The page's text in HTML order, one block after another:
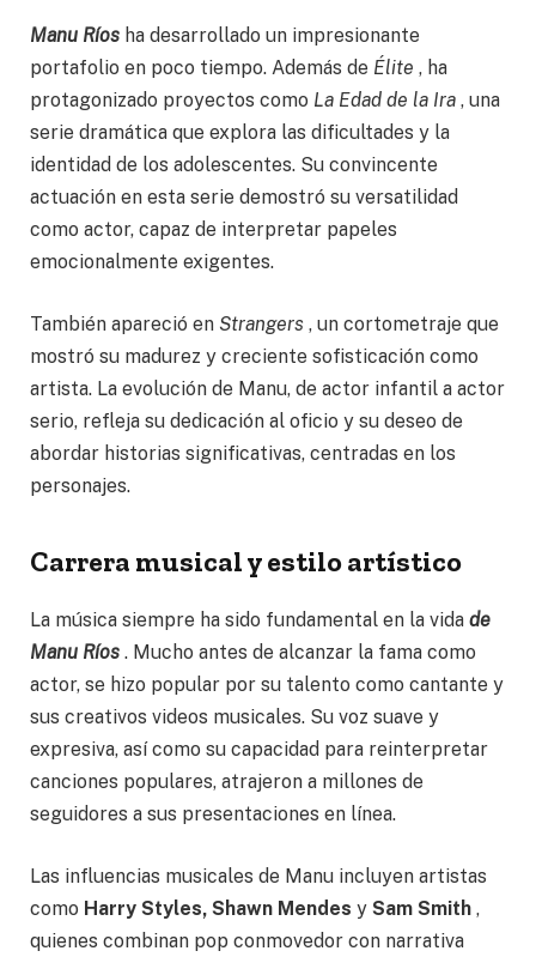
Manu Ríos ha desarrollado un impresionante
portafolio en poco tiempo. Además de Élite , ha
protagonizado proyectos como La Edad de la Ira , una
serie dramática que explora las dificultades y la
identidad de los adolescentes. Su convincente
actuación en esta serie demostró su versatilidad
como actor, capaz de interpretar papeles
emocionalmente exigentes.
También apareció en Strangers , un cortometraje que
mostró su madurez y creciente sofisticación como
artista. La evolución de Manu, de actor infantil a actor
serio, refleja su dedicación al oficio y su deseo de
abordar historias significativas, centradas en los
personajes.
Carrera musical y estilo artístico
La música siempre ha sido fundamental en la vida de
Manu Ríos . Mucho antes de alcanzar la fama como
actor, se hizo popular por su talento como cantante y
sus creativos videos musicales. Su voz suave y
expresiva, así como su capacidad para reinterpretar
canciones populares, atrajeron a millones de
seguidores a sus presentaciones en línea.
Las influencias musicales de Manu incluyen artistas
como Harry Styles, Shawn Mendes y Sam Smith ,
quienes combinan pop conmovedor con narrativa